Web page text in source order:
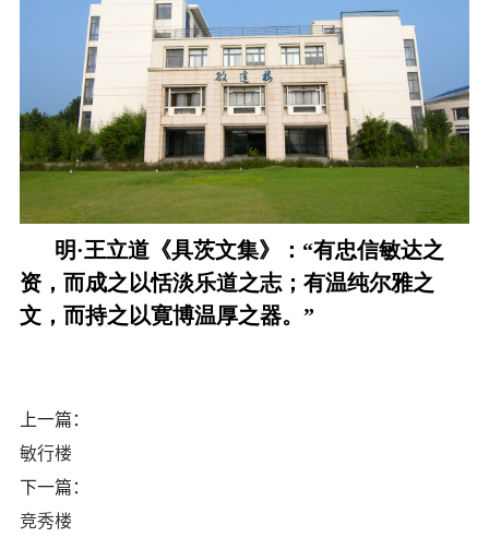
明·王立道《具茨文集》：“有忠信敏达之
资，而成之以恬淡乐道之志；有温纯尔雅之
文，而持之以寛博温厚之器。”
上一篇：
敏行楼
下一篇：
竞秀楼